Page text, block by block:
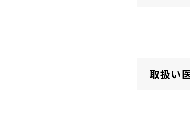
取扱い